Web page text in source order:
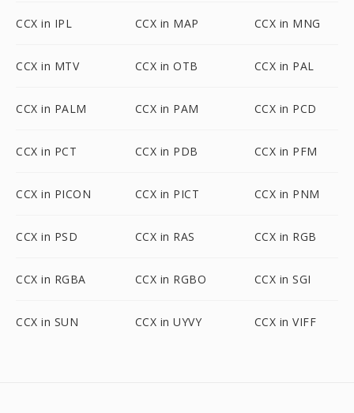
CCX in IPL CCX in MAP CCX in MNG
CCX in MTV CCX in OTB CCX in PAL
CCX in PALM CCX in PAM CCX in PCD
CCX in PCT CCX in PDB CCX in PFM
CCX in PICON CCX in PICT CCX in PNM
CCX in PSD CCX in RAS CCX in RGB
CCX in RGBA CCX in RGBO CCX in SGI
CCX in SUN CCX in UYVY CCX in VIFF